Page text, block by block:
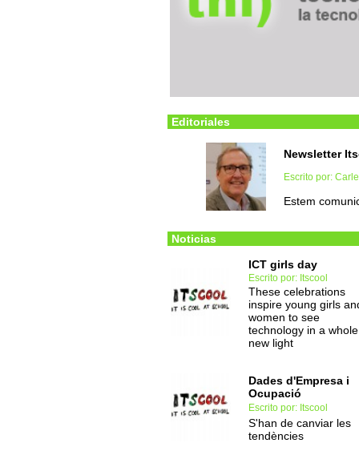
Editoriales
Newsletter
Escrito por:
Estem
Noticias
ICT girls day
Escrito por: Itscool
These celebrations
inspire young girls
women to see
technology in a whole
new light
Dades d'Empresa i
Ocupació
Escrito por: Itscool
S'han de canviar les
tendències